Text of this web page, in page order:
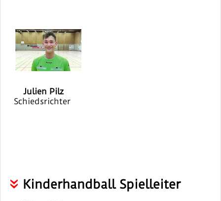
Julien Pilz
Schiedsrichter
Kinderhandball Spielleiter